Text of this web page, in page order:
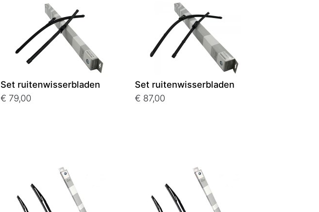
Set ruitenwisserbladen
€ 79,00
Set ruitenwisserbladen
€ 87,00